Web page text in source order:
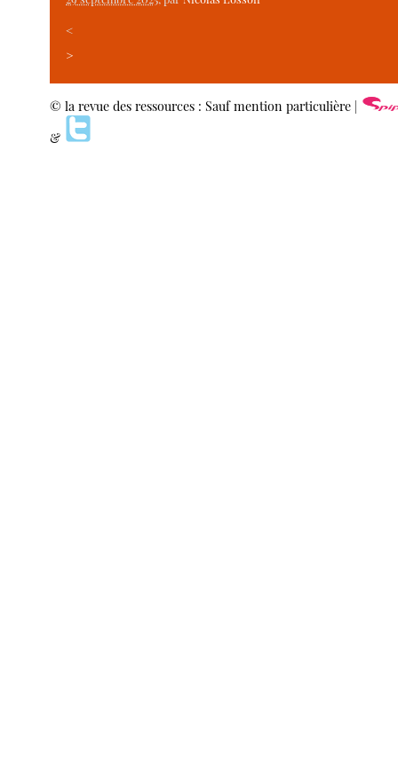
<
>
© la revue des ressources : Sauf mention particulière |
&